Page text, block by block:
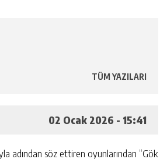
TÜM YAZILARI
02 Ocak 2026 - 15:41
adından söz ettiren oyunlarından “Gök